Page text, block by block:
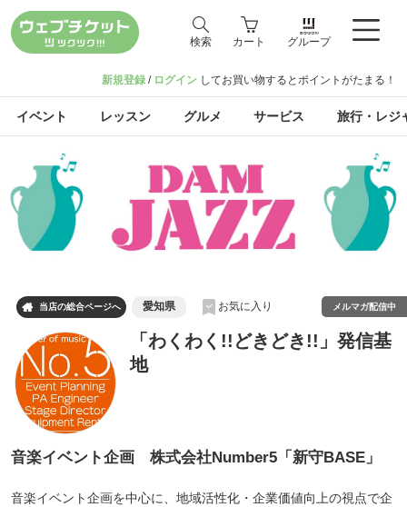
検索 カート グループ
新規登録 / ログイン してお買い物するとポイントがたまる！
イベント レッスン グルメ サービス 旅行・レジ
 当店の総合ページへ 愛知県 お気に入り メルマガ配信中
「わくわく!!どきどき!!」発信基
地
音楽イベント企画 株式会社Number5「新守BASE」
音楽イベント企画を中心に、地域活性化・企業価値向上の視点で企